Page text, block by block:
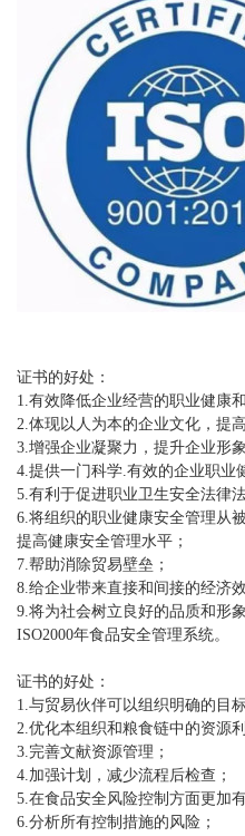
证书的好处：
1.有效降低企业经营的职业健康
2.体现以人为本的企业文化，提
3.增强企业凝聚力，提升企业形象
4.提供一门科学.有效的企业职业
5.有利于促进职业卫生安全法律
6.将组织的职业健康安全管理从
提高健康安全管理水平；
7.帮助消除贸易壁垒；
8.给企业带来直接和间接的经济效
9.将为社会树立良好的品质和形象
ISO2000年食品安全管理系统。
证书的好处：
1.与贸易伙伴可以组织明确的目
2.优化本组织和粮食链中的资源利
3.完善文献资源管理；
4.加强计划，减少流程后检查；
5.在食品安全风险控制方面更加
6.分析所有控制措施的风险；